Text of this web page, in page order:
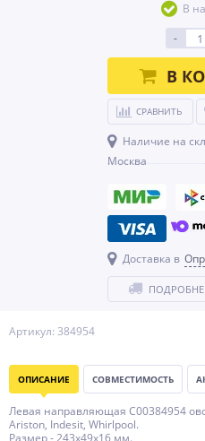
Артикул: 384954
В
-
В
СРАВНИТЬ
Наличие на
Москва
Доставка в
ОПИСАНИЕ СОВМЕСТИМОСТЬ
Левая направляющая C00384954
Ariston, Indesit, Whirlpool.
Размер - 243x49x16 мм.